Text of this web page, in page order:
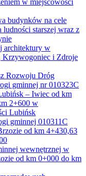
w miejscowości
budynków na cele
ludności starszej wraz z
architektury w
Krzywogoniec i Zdroje
Rozwoju Dróg
gminnej nr 010323C
– Iwiec od km
2+600 w
Lubińsk
gminnej 010311C
od km 4+430,63
wewnętrznej w
od km 0+000 do km